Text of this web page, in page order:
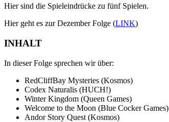
Hier sind die Spieleindrücke zu fünf Spielen.
Hier geht es zur Dezember Folge (LINK)
INHALT
In dieser Folge sprechen wir über:
RedCliffBay Mysteries (Kosmos)
Codex Naturalis (HUCH!)
Winter Kingdom (Queen Games)
Welcome to the Moon (Blue Cocker Games)
Andor Story Quest (Kosmos)